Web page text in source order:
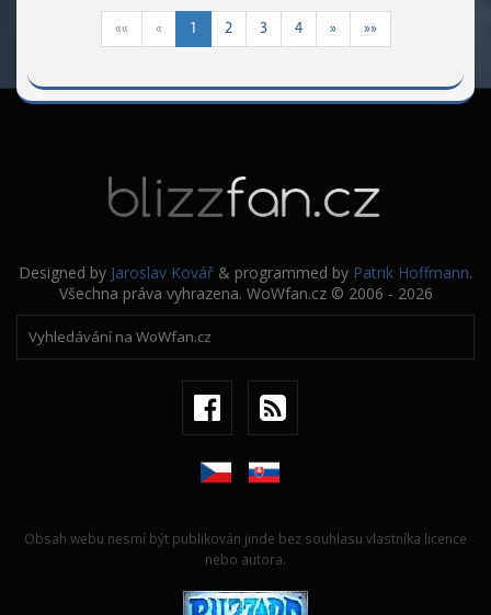
«« « 1 2 3 4 » »»
Designed by Jaroslav Kovář & programmed by Patrik Hoffmann.
Všechna práva vyhrazena. WoWfan.cz © 2006 - 2026
Obsah webu nesmí být publikován jinde bez souhlasu vlastníka licence
nebo autora.